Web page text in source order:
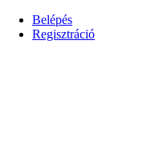
Belépés
Regisztráció